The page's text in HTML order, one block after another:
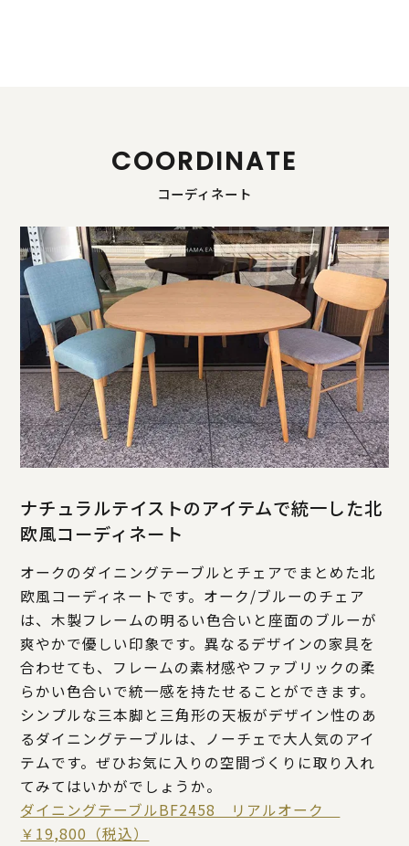
COORDINATE
コーディネート
ナチュラルテイストのアイテムで統一した北
欧風コーディネート
オークのダイニングテーブルとチェアでまとめた北
欧風コーディネートです。オーク/ブルーのチェア
は、木製フレームの明るい色合いと座面のブルーが
爽やかで優しい印象です。異なるデザインの家具を
合わせても、フレームの素材感やファブリックの柔
らかい色合いで統一感を持たせることができます。
シンプルな三本脚と三角形の天板がデザイン性のあ
るダイニングテーブルは、ノーチェで大人気のアイ
テムです。ぜひお気に入りの空間づくりに取り入れ
てみてはいかがでしょうか。
ダイニングテーブルBF2458 リアルオーク
￥19,800（税込）